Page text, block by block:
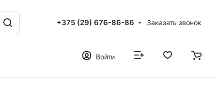
+375 (29) 676-86-86 Заказать звонок
Войти